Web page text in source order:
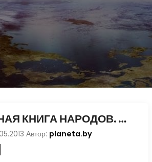
КРАСНАЯ КНИГА НАРОДОВ. АЙНЫ
Автор: planeta.by